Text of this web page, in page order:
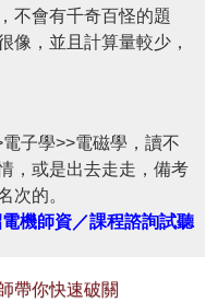
不會有千奇百怪的題
像，並且計算量較少，
子學>>電磁學，讀不
，或是出去走走，備考
次的。
機師資／課程諮詢試聽
帶你快速破關